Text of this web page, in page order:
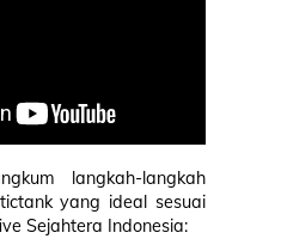
langkah-langkah
yang ideal sesuai
Sejahtera Indonesia: